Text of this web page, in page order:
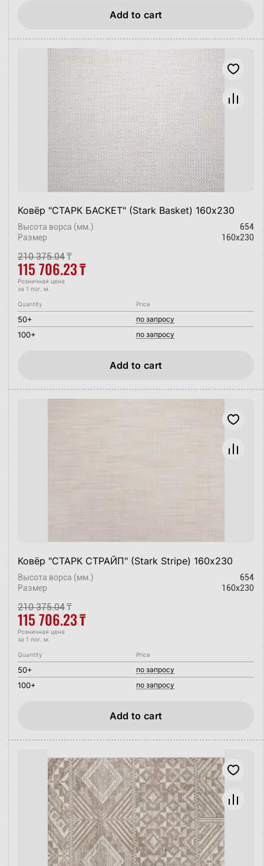
Add to cart
Ковёр "СТАРК БАСКЕТ" (Stark Basket) 160х230
Высота ворса (мм.)
654
Размер
160x230
210 375.04₸
115 706.23₸
Розничная цена
за 1 пог. м.
Quantity
50+
100+
Price
по запросу
по запросу
Add to cart
Ковёр "СТАРК СТРАЙП" (Stark Stripe) 160х230
Высота ворса (мм.)
654
Размер
160x230
210 375.04₸
115 706.23₸
Розничная цена
за 1 пог. м.
Quantity
50+
100+
Price
по запросу
по запросу
Add to cart